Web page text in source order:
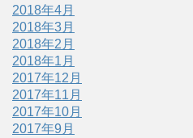
2018年4月
2018年3月
2018年2月
2018年1月
2017年12月
2017年11月
2017年10月
2017年9月